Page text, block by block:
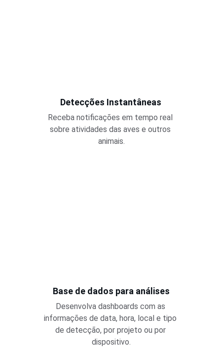
Base de dados para análises
Desenvolva dashboards com as
informações de data, hora, local e tipo
de detecção, por projeto ou por
dispositivo.
Detecções Instantâneas
Receba notificações em tempo real
sobre atividades das aves e outros
animais.